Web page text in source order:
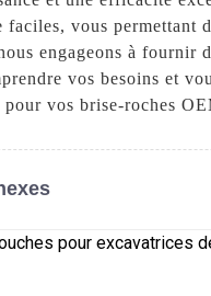
faciles, vous
engageons à fournir
vos besoins et
vos brise-roches